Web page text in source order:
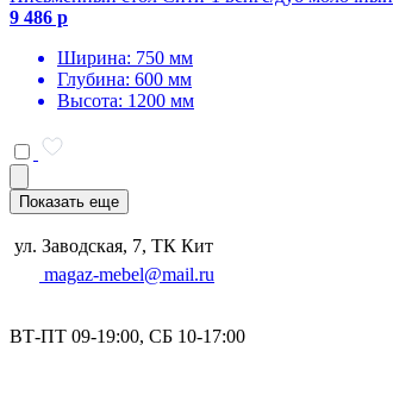
9 486 р
Ширина: 750 мм
Глубина: 600 мм
Высота: 1200 мм
Показать еще
ул. Заводская, 7, ТК Кит
magaz-mebel@mail.ru
ВТ-ПТ 09-19:00, СБ 10-17:00